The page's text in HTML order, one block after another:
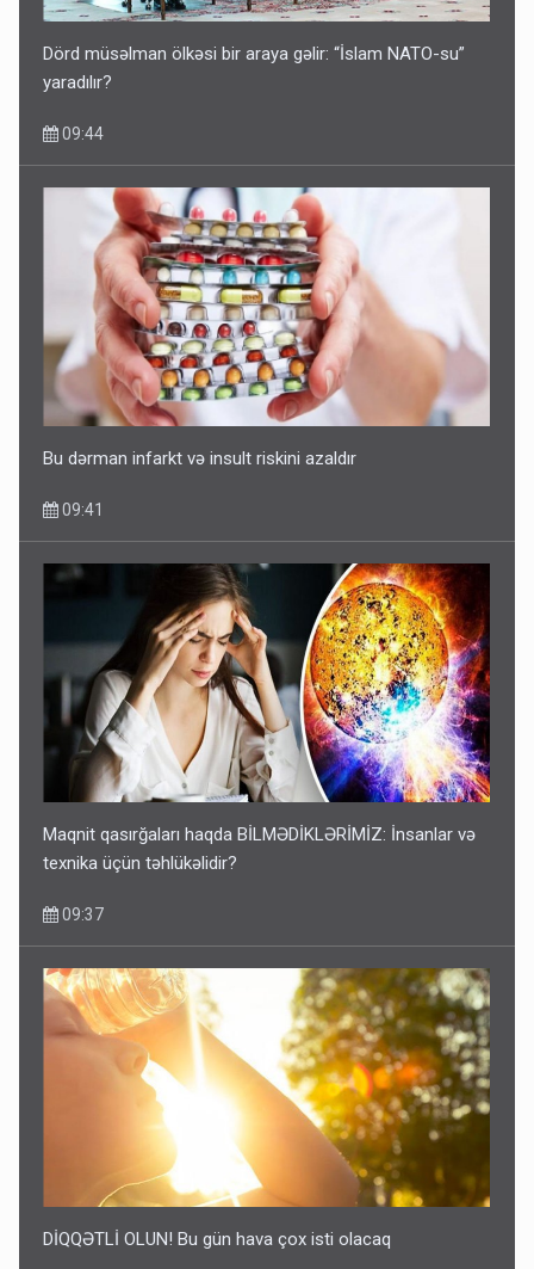
Dörd müsəlman ölkəsi bir araya gəlir: “İslam NATO-su”
yaradılır?
09:44
Bu dərman infarkt və insult riskini azaldır
09:41
Maqnit qasırğaları haqda BİLMƏDİKLƏRİMİZ: İnsanlar və
texnika üçün təhlükəlidir?
09:37
DİQQƏTLİ OLUN! Bu gün hava çox isti olacaq